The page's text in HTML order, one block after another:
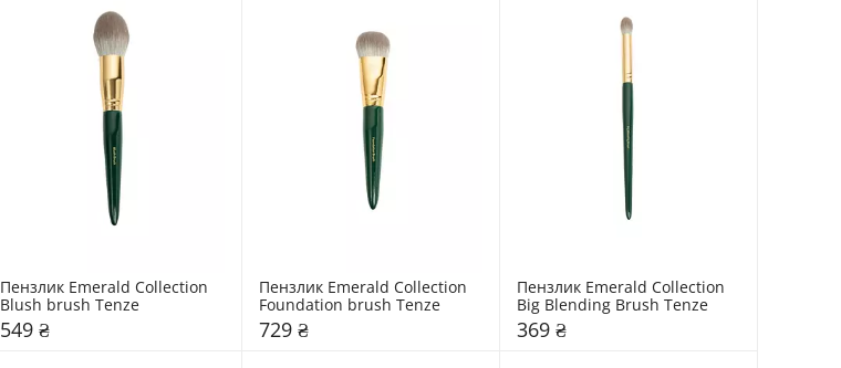
Пензлик Emerald Collection
Blush brush Tenze
549 ₴
Пензлик Emerald Collection
Foundation brush Tenze
729 ₴
Пензлик Emerald Collection
Big Blending Brush Tenze
369 ₴